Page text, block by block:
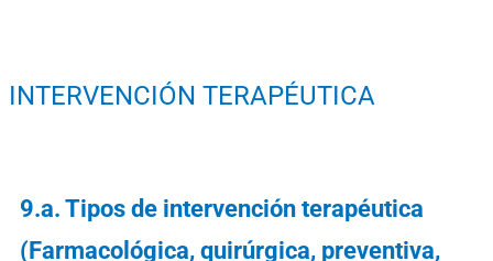
INTERVENCIÓN TERAPÉUTICA
9.a. Tipos de intervención terapéutica
(Farmacológica, quirúrgica, preventiva,